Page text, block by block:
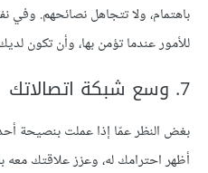
باهتمام، ولا تتجاهل نصائحهم.
للأمور عندما تؤمن بها، وأن تكون
7. وسع شبكة اتصالاتك
بغض النظر عمّا إذا عملت بنصيحة
أظهر احترامك له، وعزز علاقتك